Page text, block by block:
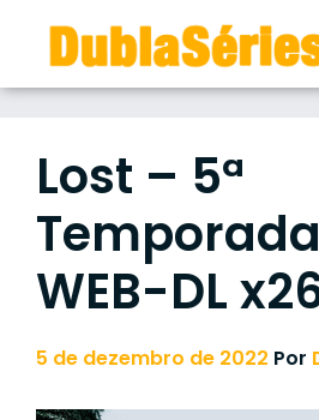
content
Lost – 5ª
WEB-DL
5 de dezembro de 2022 Por